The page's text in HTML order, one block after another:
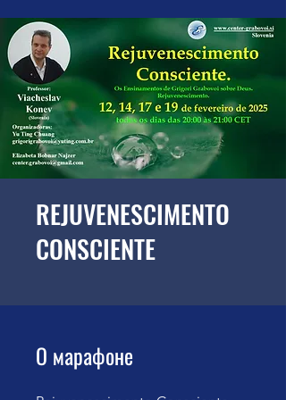
REJUVENESCIMENTO
CONSCIENTE
О марафоне